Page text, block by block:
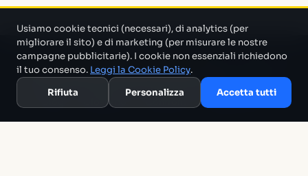
Un progetto di Marco Monty Montemagno
che cerca in mezzo al casino e ti porta solo quello che serve.
Glossario
Usiamo cookie tecnici (necessari), di analytics (per
migliorare il sito) e di marketing (per misurare le nostre
campagne pubblicitarie). I cookie non essenziali richiedono
il tuo consenso. Leggi la Cookie Policy.
Rifiuta
Personalizza Accetta tutti